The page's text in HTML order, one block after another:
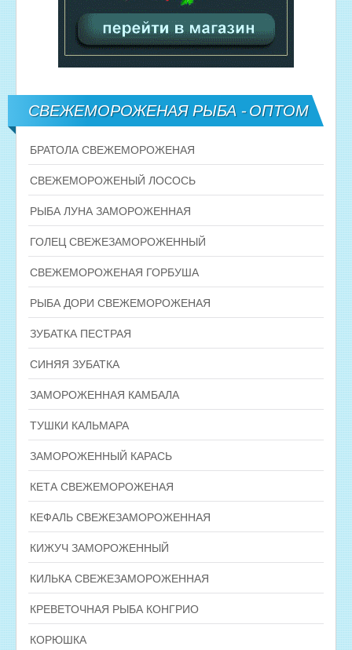
СВЕЖЕМОРОЖЕНАЯ РЫБА - ОПТОМ
БРАТОЛА СВЕЖЕМОРОЖЕНАЯ
СВЕЖЕМОРОЖЕНЫЙ ЛОСОСЬ
РЫБА ЛУНА ЗАМОРОЖЕННАЯ
ГОЛЕЦ СВЕЖЕЗАМОРОЖЕННЫЙ
СВЕЖЕМОРОЖЕНАЯ ГОРБУША
РЫБА ДОРИ СВЕЖЕМОРОЖЕНАЯ
ЗУБАТКА ПЕСТРАЯ
СИНЯЯ ЗУБАТКА
ЗАМОРОЖЕННАЯ КАМБАЛА
ТУШКИ КАЛЬМАРА
ЗАМОРОЖЕННЫЙ КАРАСЬ
КЕТА СВЕЖЕМОРОЖЕНАЯ
КЕФАЛЬ СВЕЖЕЗАМОРОЖЕННАЯ
КИЖУЧ ЗАМОРОЖЕННЫЙ
КИЛЬКА СВЕЖЕЗАМОРОЖЕННАЯ
КРЕВЕТОЧНАЯ РЫБА КОНГРИО
КОРЮШКА